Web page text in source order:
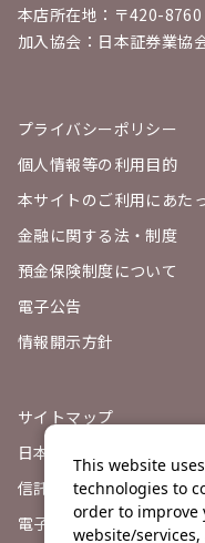
本店所在地：〒420-
加入協会：日本証券業協
プライバシーポリシー
個人情報等の利用目的
本サイトのご利用にあた
金融に関する法・制度
預金保険制度について
電子公告
情報開示方針
サイトマップ
日本証券業協会
信託契約代理店登録票
電子決済等代行業者との
This website
technologies to
order to improve
website/